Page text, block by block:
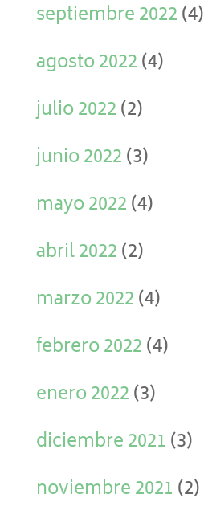
septiembre 2022(4)
agosto 2022(4)
julio 2022(2)
junio 2022(3)
mayo 2022(4)
abril 2022(2)
marzo 2022(4)
febrero 2022(4)
enero 2022(3)
diciembre 2021 (3)
noviembre 2021 (2)